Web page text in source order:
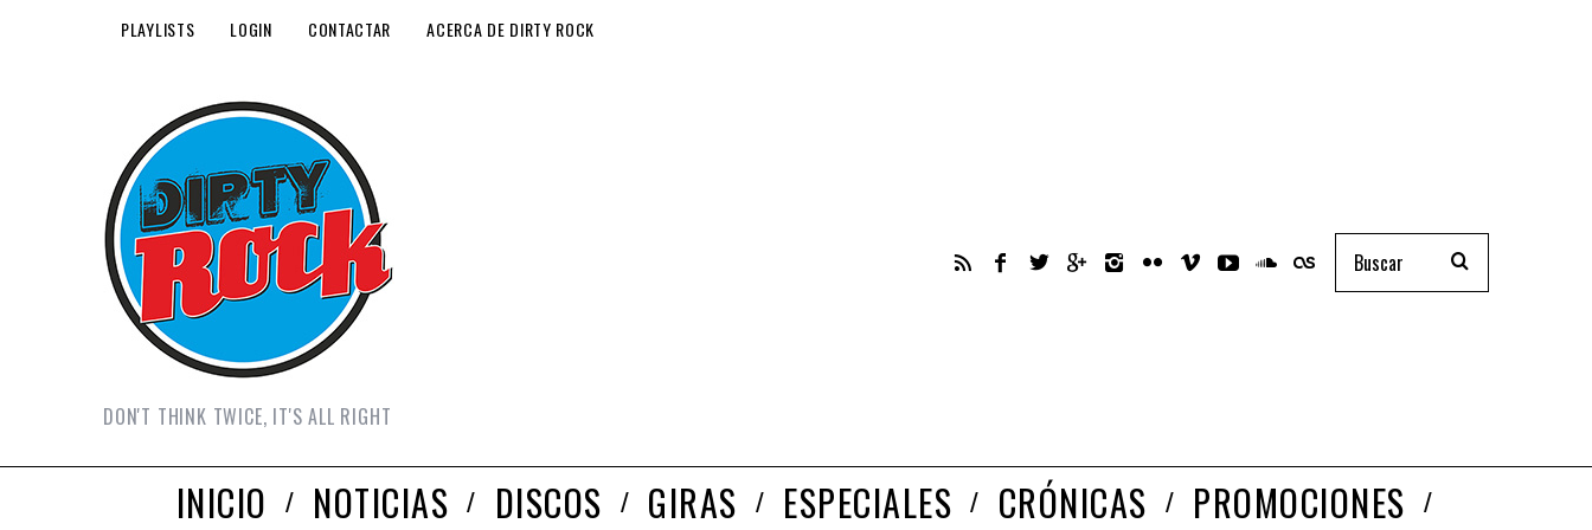
PLAYLISTS LOGIN CONTACTAR ACERCA DE DIRTY ROCK
DON'T THINK TWICE, IT'S ALL RIGHT
INICIO NOTICIAS DISCOS GIRAS ESPECIALES CRÓNICAS PROMOCIONES